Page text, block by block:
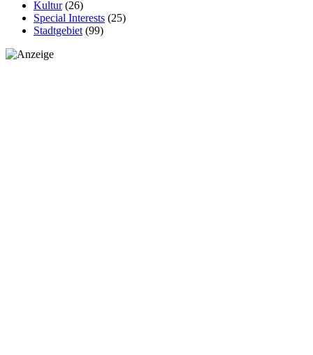
Kultur(26)
Special Interests (25)
Stadtgebiet (99)